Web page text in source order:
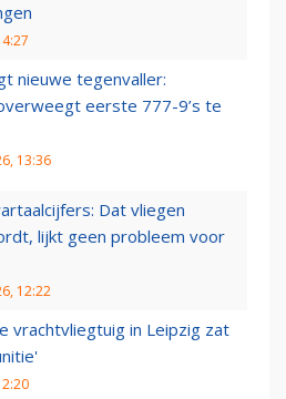
nieuwe tegenvaller:
eerste 777-9’s te
13:36
Dat vliegen
lijkt geen probleem voor
12:22
vrachtvliegtuig in Leipzig zat